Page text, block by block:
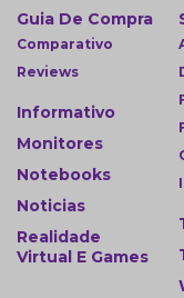
Guia De Compra
Comparativo
Reviews
Informativo
Monitores
Notebooks
Noticias
Realidade
Virtual E Games